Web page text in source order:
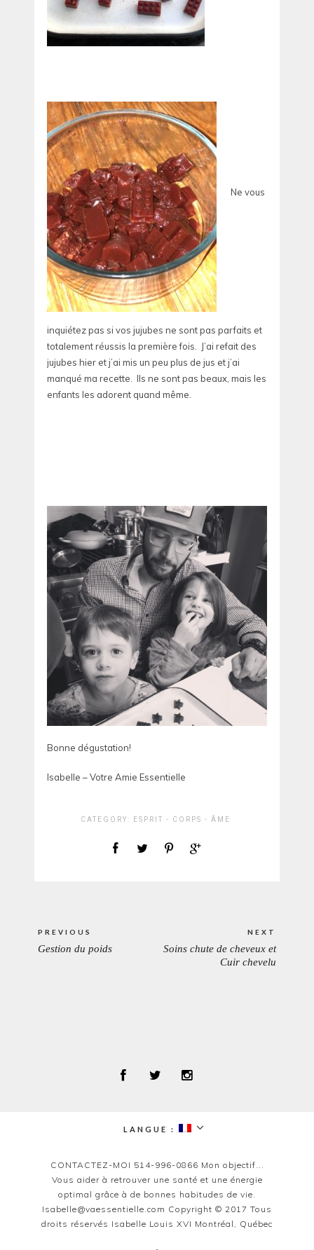
Ne vous
inquiétez pas si vos jujubes ne sont pas parfaits et
totalement réussis la première fois. J’ai refait des
jujubes hier et j’ai mis un peu plus de jus et j’ai
manqué ma recette. Ils ne sont pas beaux, mais les
enfants les adorent quand même.
Bonne dégustation!
Isabelle – Votre Amie Essentielle
CATEGORY: ESPRIT - CORPS - ÂME
PREVIOUS
PREVIOUS
Gestion du poids
NEXT
NEXT
Soins chute de cheveux et
Cuir chevelu
LANGUE :
expand
CONTACTEZ-MOI 514-996-0866 Mon objectif...
Vous aider à retrouver une santé et une énergie
optimal grâce à de bonnes habitudes de vie.
Isabelle@vaessentielle.com Copyright © 2017 Tous
droits réservés Isabelle Louis XVI Montréal, Québec